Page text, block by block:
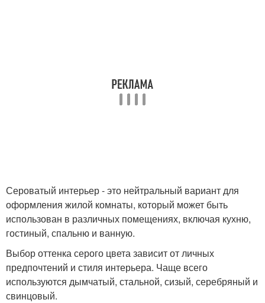
Сероватый интерьер - это нейтральный вариант для
оформления жилой комнаты, который может быть
использован в различных помещениях, включая кухню,
гостиный, спальню и ванную.
Выбор оттенка серого цвета зависит от личных
предпочтений и стиля интерьера. Чаще всего
используются дымчатый, стальной, сизый, серебряный и
свинцовый.